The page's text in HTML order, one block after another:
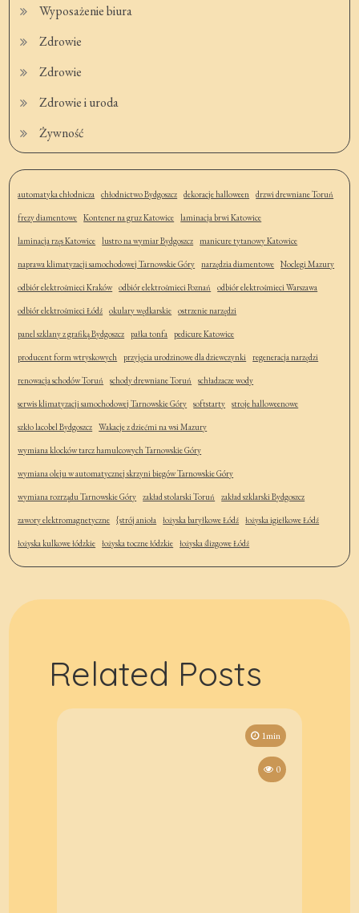
Wyposażenie biura
Zdrowie
Zdrowie
Zdrowie i uroda
Żywność
automatyka chłodnicza chłodnictwo Bydgoszcz dekoracje halloween drzwi drewniane Toruń
frezy diamentowe Kontener na gruz Katowice laminacja brwi Katowice
laminacja rzęs Katowice lustro na wymiar Bydgoszcz manicure tytanowy Katowice
naprawa klimatyzacji samochodowej Tarnowskie Góry narzędzia diamentowe Noclegi Mazury
odbiór elektrośmieci Kraków odbiór elektrośmieci Poznań odbiór elektrośmieci Warszawa
odbiór elektrośmieci Łódź okulary wędkarskie ostrzenie narzędzi
panel szklany z grafiką Bydgoszcz pałka tonfa pedicure Katowice
producent form wtryskowych przyjęcia urodzinowe dla dziewczynki regeneracja narzędzi
renowacja schodów Toruń schody drewniane Toruń schładzacze wody
serwis klimatyzacji samochodowej Tarnowskie Góry softstarty stroje halloweenowe
szkło lacobel Bydgoszcz Wakacje z dziećmi na wsi Mazury
wymiana klocków tarcz hamulcowych Tarnowskie Góry
wymiana oleju w automatycznej skrzyni biegów Tarnowskie Góry
wymiana rozrządu Tarnowskie Góry zakład stolarski Toruń zakład szklarski Bydgoszcz
zawory elektromagnetyczne {strój anioła łożyska baryłkowe Łódź łożyska igiełkowe Łódź
łożyska kulkowe łódzkie łożyska toczne łódzkie łożyska ślizgowe Łódź
Related Posts
1min
0